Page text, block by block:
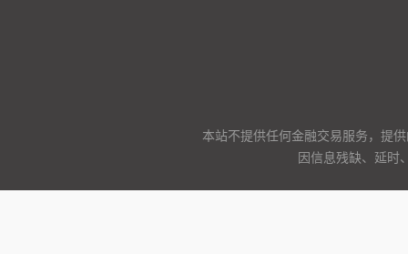
本站不提供任何金融交易服务，提
因信息残缺、延时